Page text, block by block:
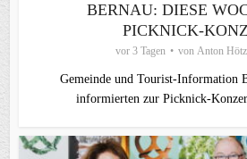
BERNAU: DIESE
PICKNICK-
vor 3 Tagen von Anton
Gemeinde und Tourist-Information
informierten zur Picknick-